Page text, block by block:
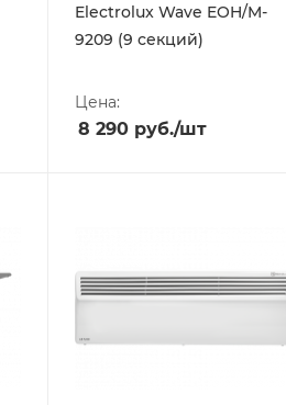
Electrolux Wave EOH/M-
9209 (9 секций)
Цена:
8 290руб./шт